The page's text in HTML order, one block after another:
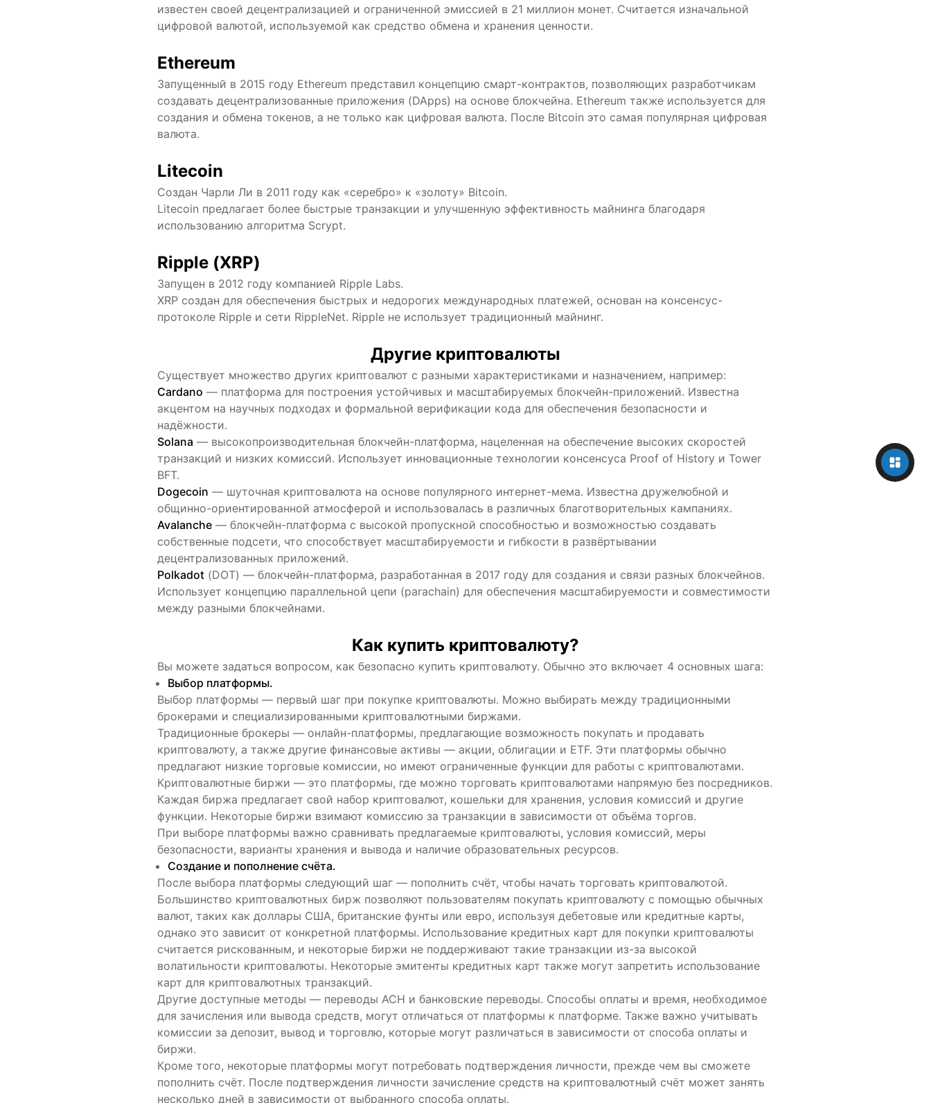
известен своей децентрализацией и ограниченной эмиссией в 21 миллион монет. Считается изначальной
цифровой валютой, используемой как средство обмена и хранения ценности.
Ethereum
Запущенный в 2015 году Ethereum представил концепцию смарт-контрактов, позволяющих разработчикам
создавать децентрализованные приложения (DApps) на основе блокчейна. Ethereum также используется для
создания и обмена токенов, а не только как цифровая валюта. После Bitcoin это самая популярная цифровая
валюта.
Litecoin
Создан Чарли Ли в 2011 году как «серебро» к «золоту» Bitcoin.
Litecoin предлагает более быстрые транзакции и улучшенную эффективность майнинга благодаря
использованию алгоритма Scrypt.
Ripple (XRP)
Запущен в 2012 году компанией Ripple Labs.
XRP создан для обеспечения быстрых и недорогих международных платежей, основан на консенсус-
протоколе Ripple и сети RippleNet. Ripple не использует традиционный майнинг.
Другие криптовалюты
Существует множество других криптовалют с разными характеристиками и назначением, например:
Cardano — платформа для построения устойчивых и масштабируемых блокчейн-приложений. Известна
акцентом на научных подходах и формальной верификации кода для обеспечения безопасности и
надёжности.
Solana — высокопроизводительная блокчейн-платформа, нацеленная на обеспечение высоких скоростей
транзакций и низких комиссий. Использует инновационные технологии консенсуса Proof of History и Tower
BFT.
Dogecoin — шуточная криптовалюта на основе популярного интернет-мема. Известна дружелюбной и
общинно-ориентированной атмосферой и использовалась в различных благотворительных кампаниях.
Avalanche — блокчейн-платформа с высокой пропускной способностью и возможностью создавать
собственные подсети, что способствует масштабируемости и гибкости в развёртывании
децентрализованных приложений.
Polkadot (DOT) — блокчейн-платформа, разработанная в 2017 году для создания и связи разных блокчейнов.
Использует концепцию параллельной цепи (parachain) для обеспечения масштабируемости и совместимости
между разными блокчейнами.
Как купить криптовалюту?
Вы можете задаться вопросом, как безопасно купить криптовалюту. Обычно это включает 4 основных шага:
Выбор платформы.
Выбор платформы — первый шаг при покупке криптовалюты. Можно выбирать между традиционными
брокерами и специализированными криптовалютными биржами.
Традиционные брокеры — онлайн-платформы, предлагающие возможность покупать и продавать
криптовалюту, а также другие финансовые активы — акции, облигации и ETF. Эти платформы обычно
предлагают низкие торговые комиссии, но имеют ограниченные функции для работы с криптовалютами.
Криптовалютные биржи — это платформы, где можно торговать криптовалютами напрямую без посредников.
Каждая биржа предлагает свой набор криптовалют, кошельки для хранения, условия комиссий и другие
функции. Некоторые биржи взимают комиссию за транзакции в зависимости от объёма торгов.
При выборе платформы важно сравнивать предлагаемые криптовалюты, условия комиссий, меры
безопасности, варианты хранения и вывода и наличие образовательных ресурсов.
Создание и пополнение счёта.
После выбора платформы следующий шаг — пополнить счёт, чтобы начать торговать криптовалютой.
Большинство криптовалютных бирж позволяют пользователям покупать криптовалюту с помощью обычных
валют, таких как доллары США, британские фунты или евро, используя дебетовые или кредитные карты,
однако это зависит от конкретной платформы. Использование кредитных карт для покупки криптовалюты
считается рискованным, и некоторые биржи не поддерживают такие транзакции из-за высокой
волатильности криптовалюты. Некоторые эмитенты кредитных карт также могут запретить использование
карт для криптовалютных транзакций.
Другие доступные методы — переводы ACH и банковские переводы. Способы оплаты и время, необходимое
для зачисления или вывода средств, могут отличаться от платформы к платформе. Также важно учитывать
комиссии за депозит, вывод и торговлю, которые могут различаться в зависимости от способа оплаты и
биржи.
Кроме того, некоторые платформы могут потребовать подтверждения личности, прежде чем вы сможете
пополнить счёт. После подтверждения личности зачисление средств на криптовалютный счёт может занять
несколько дней в зависимости от выбранного способа оплаты.